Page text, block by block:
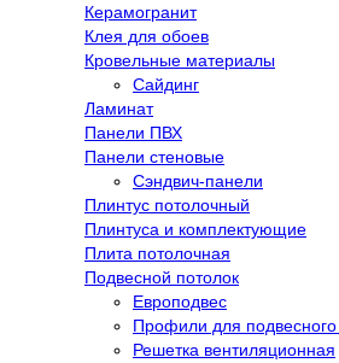
Керамогранит
Клея для обоев
Кровельные материалы
Сайдинг
Ламинат
Панели ПВХ
Панели стеновые
Сэндвич-панели
Плинтус потолочный
Плинтуса и комплектующие
Плита потолочная
Подвесной потолок
Европодвес
Профили для подвесного
Решетка вентиляционная